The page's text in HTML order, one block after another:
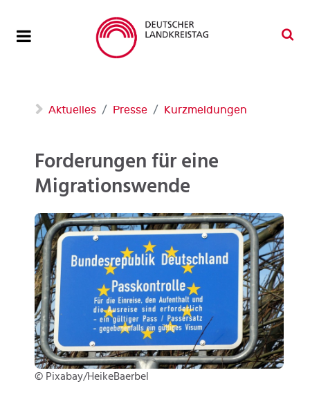
Aktuelles Presse Kurzmeldungen
Forderungen für eine
Migrationswende
© Pixabay/HeikeBaerbel